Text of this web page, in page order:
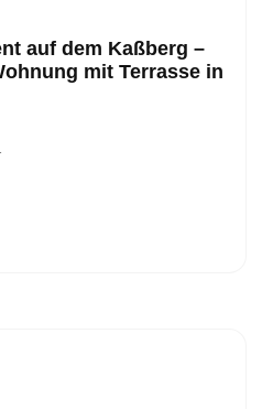
auf dem Kaßberg –
mit Terrasse in